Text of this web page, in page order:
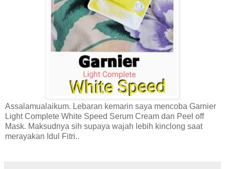
Assalamualaikum. Lebaran kemarin saya mencoba Garnier
Light Complete White Speed Serum Cream dan Peel off
Mask. Maksudnya sih supaya wajah lebih kinclong saat
merayakan Idul Fitri..